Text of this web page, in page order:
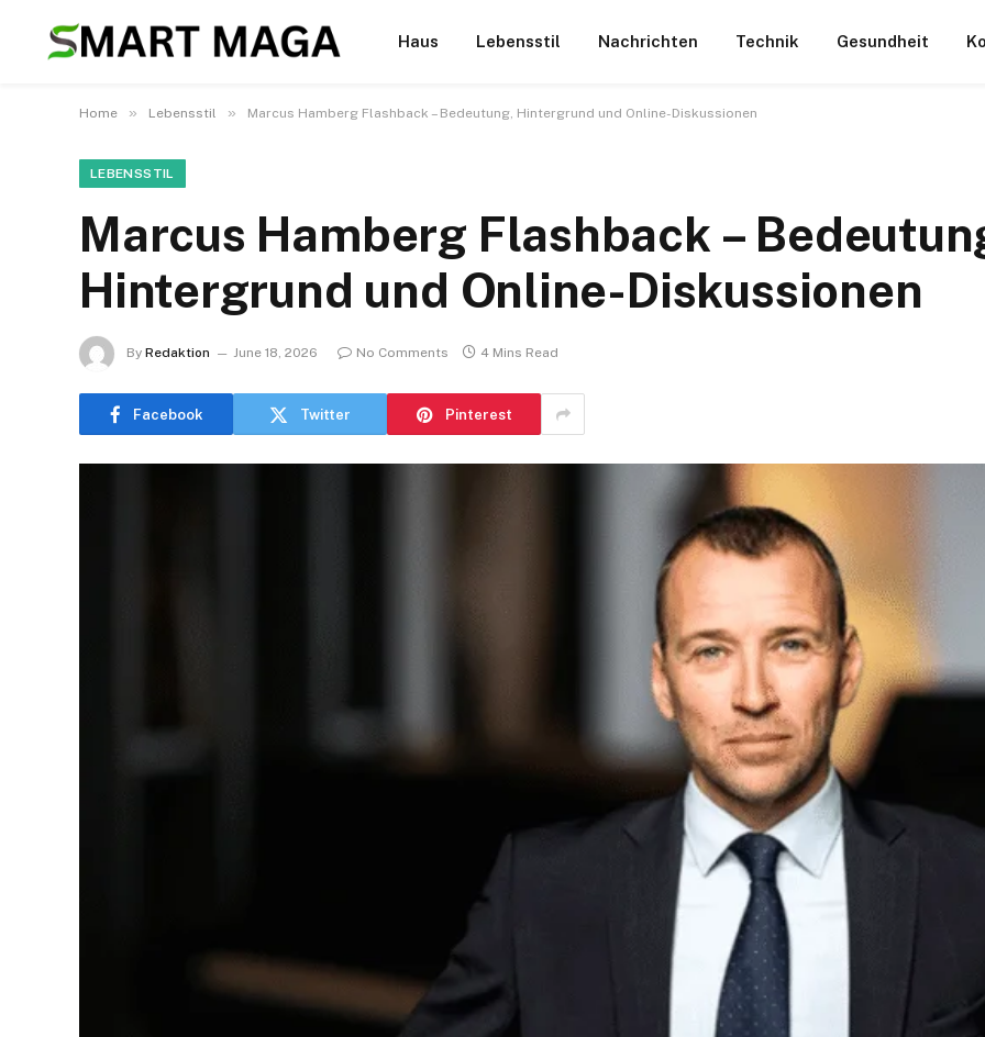
Haus Lebensstil Nachrichten Technik Gesundheit
Home » Lebensstil » Marcus Hamberg Flashback – Bedeutung, Hintergrund und Online-Diskussionen
LEBENSSTIL
Marcus Hamberg Flashback –
Hintergrund und Online-Diskussionen
By Redaktion June 18, 2026 No Comments 4 Mins Read
Facebook Twitter Pinterest